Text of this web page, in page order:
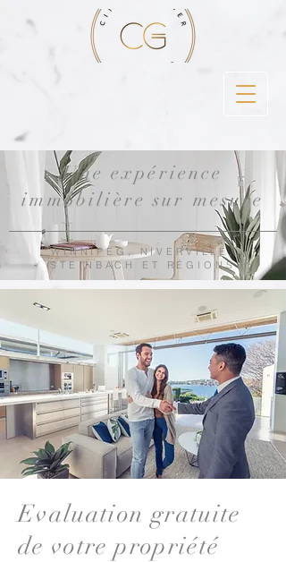
Une expérience
immobilière sur mesure
WINNIPEG, NIVERVILLE,
STEINBACH ET RÉGIONS
Evaluation gratuite
de votre propriété